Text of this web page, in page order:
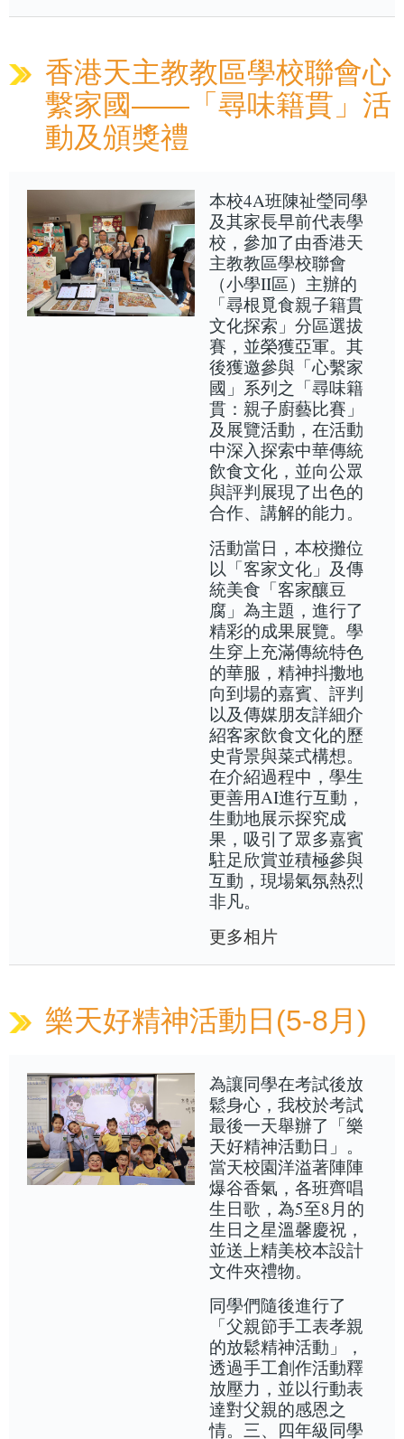
香港天主教教區學校聯會心
繫家國——「尋味籍貫」活
動及頒獎禮
本校4A班陳祉瑩同學
及其家長早前代表學
校，參加了由香港天
主教教區學校聯會
（小學II區）主辦的
「尋根覓食親子籍貫
文化探索」分區選拔
賽，並榮獲亞軍。其
後獲邀參與「心繫家
國」系列之「尋味籍
貫：親子廚藝比賽」
及展覽活動，在活動
中深入探索中華傳統
飲食文化，並向公眾
與評判展現了出色的
合作、講解的能力。
活動當日，本校攤位
以「客家文化」及傳
統美食「客家釀豆
腐」為主題，進行了
精彩的成果展覽。學
生穿上充滿傳統特色
的華服，精神抖擻地
向到場的嘉賓、評判
以及傳媒朋友詳細介
紹客家飲食文化的歷
史背景與菜式構想。
在介紹過程中，學生
更善用AI進行互動，
生動地展示探究成
果，吸引了眾多嘉賓
駐足欣賞並積極參與
互動，現場氣氛熱烈
非凡。
更多相片
樂天好精神活動日(5-8月)
為讓同學在考試後放
鬆身心，我校於考試
最後一天舉辦了「樂
天好精神活動日」。
當天校園洋溢著陣陣
爆谷香氣，各班齊唱
生日歌，為5至8月的
生日之星溫馨慶祝，
並送上精美校本設計
文件夾禮物。
同學們隨後進行了
「父親節手工表孝親
的放鬆精神活動」，
透過手工創作活動釋
放壓力，並以行動表
達對父親的感恩之
情。三、四年級同學